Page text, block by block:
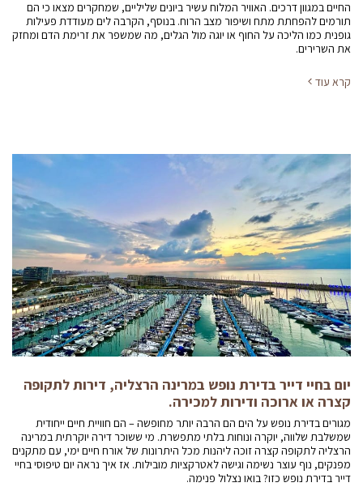
החיים במגוון דרכים. האוויר המלוח עשיר ביונים שליליים, שמחקרים מצאו כי הם
תורמים להפחתת מתח ושיפור מצב הרוח. בנוסף, הקרבה לים מעודדת פעילות
גופנית כמו הליכה על החוף או יוגה מול הגלים, מה שמשפר את זרימת הדם ומחזק
את השרירים.
קרא עוד
יום בחיי דייר בדירת נופש במרינה הרצליה, דירות לתקופה
קצרה או ארוכה ודירות למכירה.
מגורים בדירת נופש על הים הם הרבה יותר מחופשה – הם חוויית חיים ייחודית
שמשלבת שלווה, יוקרה ונוחות בלתי מתפשרת. מי ששוכר דירה יוקרתית במרינה
הרצליה לתקופה קצרה זוכה ליהנות מכל היתרונות של אורח חיים ימי, עם מתקנים
מפנקים, נוף עוצר נשימה וגישה לאטרקציות מובילות. אז איך נראה יום טיפוסי בחיי
דייר בדירת נופש כזו? בואו נצלול פנימה.